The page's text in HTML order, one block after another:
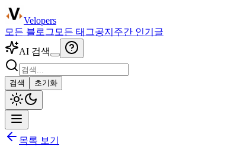
Velopers
모든 블로그 모든 태그공지 주간 인기글
AI 검색
검색 초기화
목록 보기